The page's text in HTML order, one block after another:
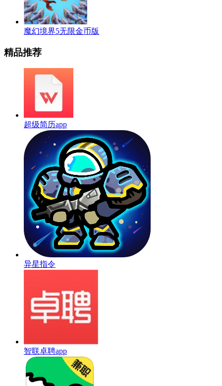
魔幻境界5无限金币版
精品推荐
超级简历app
异星指令
智联卓聘app